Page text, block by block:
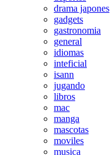
drama japones
gadgets
gastronomia
general
idiomas
inteficial
isann
jugando
libros
mac
manga
mascotas
moviles
musica